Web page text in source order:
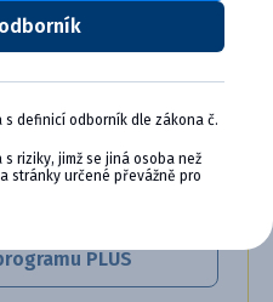
Cymedica
služby
konference,
PLUS
s definicí odborník dle zákona č.
riziky, jimž se jiná osoba než
stránky určené převážně pro